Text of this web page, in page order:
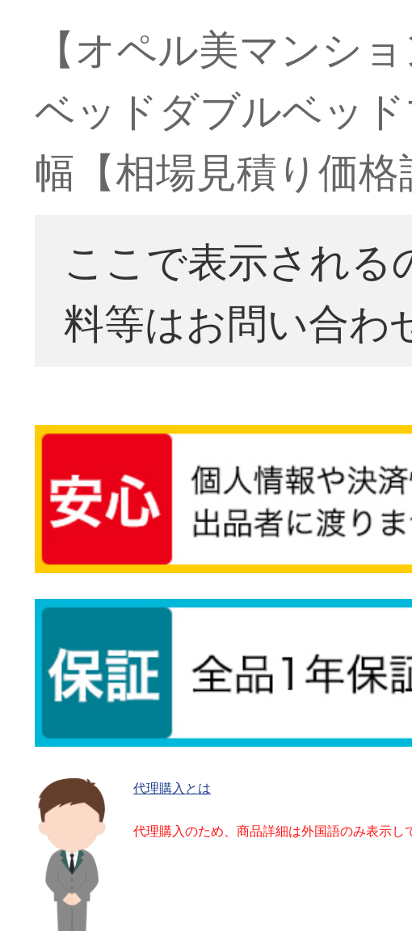
【オペル美マンシ
ベッドダブルベッ
幅【相場見積り価
ここで表示される
料等はお問い合わ
代理購入とは
代理購入のため、商品詳細は外国語のみ表示し